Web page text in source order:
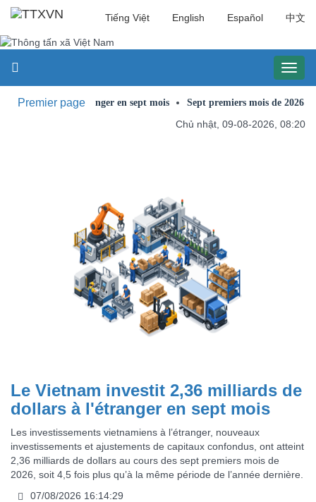
Tiếng Việt English Español 中文
Premier page
dollars à l'étranger en sept mois Sept premiers mois de 2026 :
Chủ nhật, 09-08-2026, 08:20
Le Vietnam investit 2,36 milliards de
dollars à l'étranger en sept mois
Les investissements vietnamiens à l’étranger, nouveaux
investissements et ajustements de capitaux confondus, ont atteint
2,36 milliards de dollars au cours des sept premiers mois de
2026, soit 4,5 fois plus qu’à la même période de l’année dernière.
07/08/2026 16:14:29